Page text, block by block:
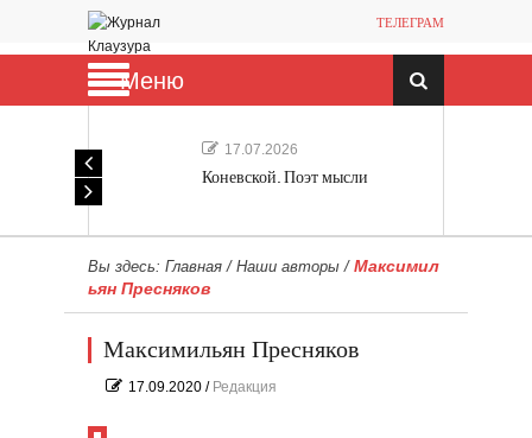
ТЕЛЕГРАМ
Меню
17.07.2026
Коневской. Поэт мысли
Вы здесь: Главная / Наши авторы / Максимил
ьян Пресняков
Максимильян Пресняков
17.09.2020 / Редакция